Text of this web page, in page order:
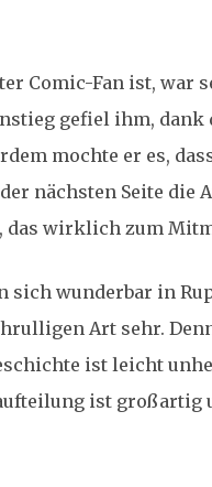
Comic-Fan ist, war
gefiel ihm,
mochte er es,
nächsten Seite die
das wirklich zum
sich wunderbar in
Art sehr.
ist leicht
ist großartig